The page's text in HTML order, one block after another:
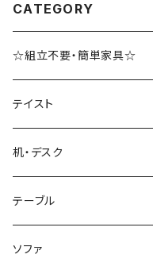
CATEGORY
☆組立不要・簡単家具☆
テイスト
ブルックリンスタイル
ホテルライク風インテリア
韓国インテリア
机・デスク
パソコンデスク・ワークデスク
学習机・勉強机
テーブル
サイズ
ソファ